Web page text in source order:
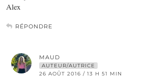
Alex
RÉPONDRE
MAUD
AUTEUR/AUTRICE
26 AOÛT 2016 / 13 H 51 MIN